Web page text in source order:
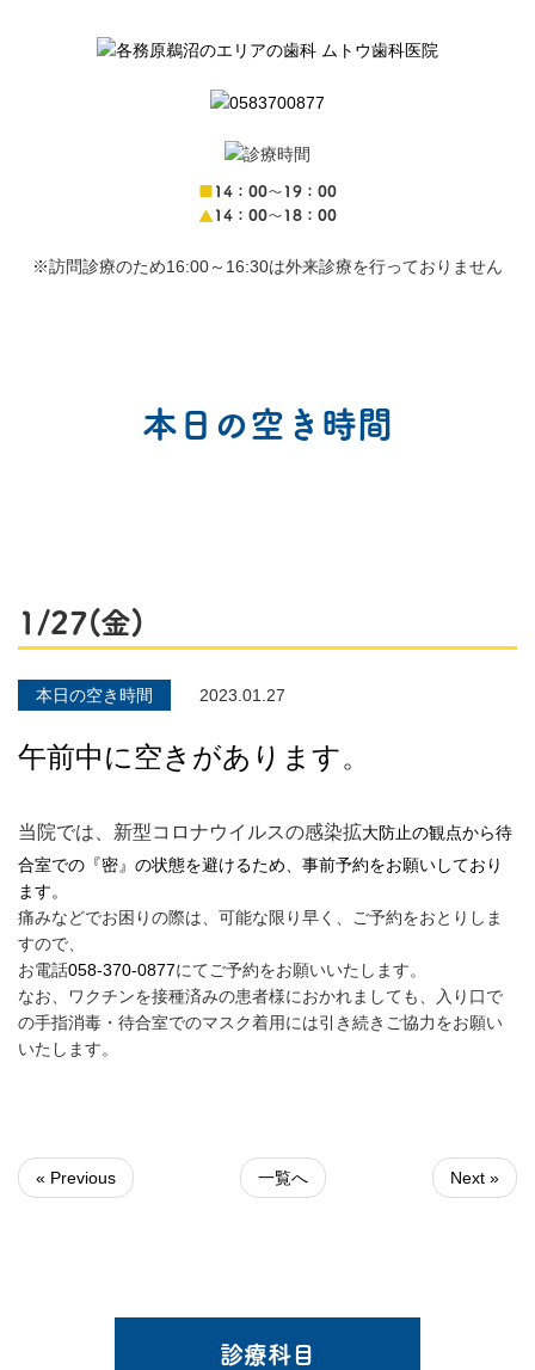
■14：00〜19：00
▲14：00〜18：00
※訪問診療のため16:00～16:30は外来診療を行っておりません
本日の空き時間
1/27(金)
本日の空き時間 2023.01.27
午前中に空きがあります。
当院では、新型コロナウイルスの感染拡大防止の観点から待
合室での『密』の状態を避けるため、事前予約をお願いしており
ます。
痛みなどでお困りの際は、可能な限り早く、ご予約をおとりしま
すので、
お電話058-370-0877にてご予約をお願いいたします。
なお、ワクチンを接種済みの患者様におかれましても、入り口で
の手指消毒・待合室でのマスク着用には引き続きご協力をお願い
いたします。
« Previous 一覧へ Next »
診療科目